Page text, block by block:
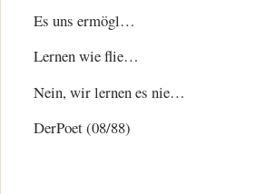
Es uns ermögl…
Lernen wie flie…
Nein, wir lernen es nie…
DerPoet (08/88)